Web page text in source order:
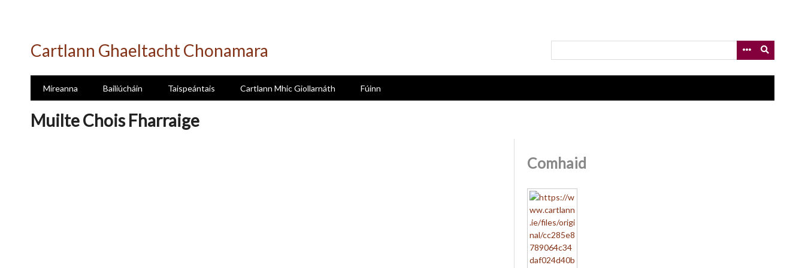
Cartlann Ghaeltacht Chonamara
Míreanna Bailiúcháin Taispeántais Cartlann Mhic Giollarnáth Fúinn
Muilte Chois Fharraige
Comhaid